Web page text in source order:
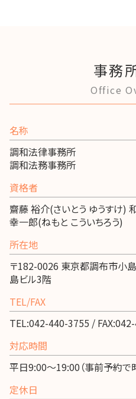
事務
Office
名称
調和法律事務所
調和法務事務所
資格者
齋藤 裕介(さいとう ゆうすけ)
幸一郎(ねもと こういちろう)
所在地
〒182-0026 東京都調布市小
島ビル3階
TEL/FAX
TEL:042-440-3755 /
対応時間
平日9:00～19:00（事前予約で
定休日